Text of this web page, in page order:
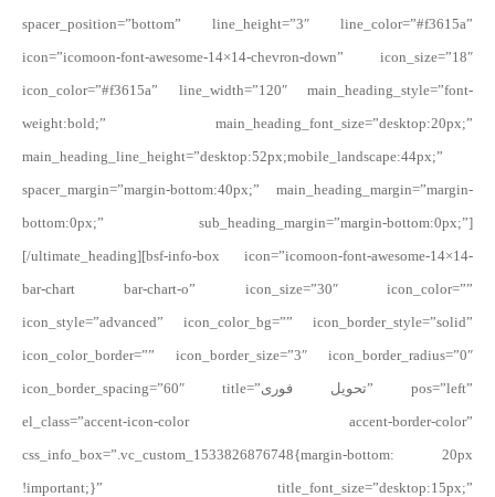
spacer_position=”bottom” line_height=”3″ line_color=”#f3615a”
icon=”icomoon-font-awesome-14×14-chevron-down” icon_size=”18″
icon_color=”#f3615a” line_width=”120″ main_heading_style=”font-
weight:bold;” main_heading_font_size=”desktop:20px;”
main_heading_line_height=”desktop:52px;mobile_landscape:44px;”
spacer_margin=”margin-bottom:40px;” main_heading_margin=”margin-
bottom:0px;” sub_heading_margin=”margin-bottom:0px;”]
[/ultimate_heading][bsf-info-box icon=”icomoon-font-awesome-14×14-
bar-chart bar-chart-o” icon_size=”30″ icon_color=””
icon_style=”advanced” icon_color_bg=”” icon_border_style=”solid”
icon_color_border=”” icon_border_size=”3″ icon_border_radius=”0″
icon_border_spacing=”60″ title=”تحویل فوری” pos=”left”
el_class=”accent-icon-color accent-border-color”
css_info_box=”.vc_custom_1533826876748{margin-bottom: 20px
!important;}” title_font_size=”desktop:15px;”